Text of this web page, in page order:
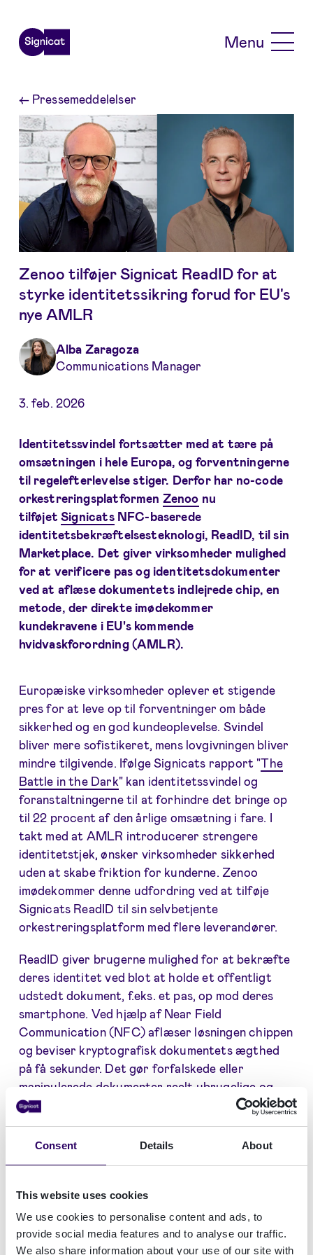
Consent Details About
This website uses cookies
We use cookies to personalise content and ads, to
provide social media features and to analyse our traffic.
We also share information about your use of our site with
Menu
←Pressemeddelelser
Alba Zaragoza
Communications Manager
3. feb. 2026
Zenoo tilføjer Signicat ReadID for at
styrke identitetssikring forud for EU's
nye AMLR
Identitetssvindel fortsætter med at tære på
omsætningen i hele Europa, og forventningerne
til regelefterlevelse stiger. Derfor har no-code
orkestreringsplatformen Zenoo nu
tilføjetSignicatsNFC-baserede
identitetsbekræftelsesteknologi, ReadID, til sin
Marketplace. Det giver virksomheder mulighed
for at verificere pas og identitetsdokumenter
ved at aflæse dokumentets indlejrede chip, en
metode, der direkte imødekommer
kundekravene i EU's kommende
hvidvaskforordning (AMLR).
Europæiske virksomheder oplever et stigende
pres for at leve op til forventninger om både
sikkerhed og en god kundeoplevelse. Svindel
bliver mere sofistikeret, mens lovgivningen bliver
mindre tilgivende. Ifølge Signicats rapport "The
Battle in the Dark" kan identitetssvindel og
foranstaltningerne til at forhindre det bringe op
til 22 procent af den årlige omsætning i fare. I
takt med at AMLR introducerer strengere
identitetstjek, ønsker virksomheder sikkerhed
uden at skabe friktion for kunderne. Zenoo
imødekommer denne udfordring ved at tilføje
Signicats ReadID til sin selvbetjente
orkestreringsplatform med flere leverandører.
ReadID giver brugerne mulighed for at bekræfte
deres identitet ved blot at holde et offentligt
udstedt dokument, f.eks. et pas, op mod deres
smartphone. Ved hjælp af Near Field
Communication (NFC) aflæser løsningen chippen
og beviser kryptografisk dokumentets ægthed
på få sekunder. Det gør forfalskede eller
manipulerede dokumenter reelt ubrugelige og
omgår effektivt truslen fra svindelaktiviteter
onboarding med mindre friktion uden at gå på
VP Partnerships hos Zenoo. " Ved at gøre
ReadID tilgængelig i deres kunderejser kan